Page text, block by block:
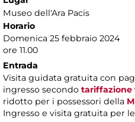
Museo dell'Ara Pacis
Horario
Domenica 25 febbraio 2024
ore 11.00
Entrada
Visita guidata gratuita con
ingresso secondo tariffazione
ridotto per i possessori della
Ingresso e visita gratuita per le